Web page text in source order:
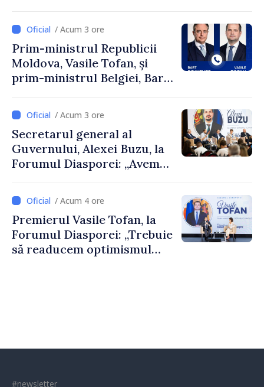
/ Acum 3 ore
Prim-ministrul Republicii
Moldova, Vasile Tofan, și
prim-ministrul Belgiei, Bart
despre parcursul european
al Republicii Moldova.
/ Acum 3 ore
Secretarul general al
Guvernului, Alexei Buzu, la
Forumul Diasporei: „Avem
dumneavoastră pentru a
construi comunități mai
puternice”
/ Acum 4 ore
Premierul Vasile Tofan, la
Forumul Diasporei: „Trebuie
să readucem optimismul
#newsletter